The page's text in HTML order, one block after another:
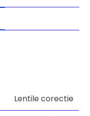
Lentile corectie